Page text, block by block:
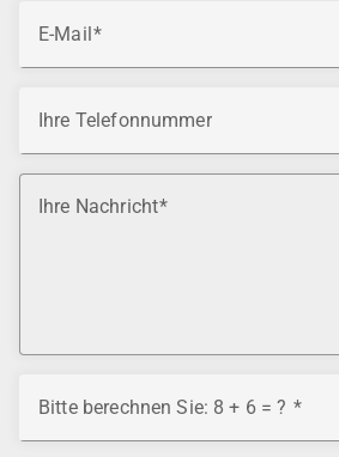
E-Mail
Ihre Telefonnummer
Ihre Nachricht
Bitte berechnen Sie: 8 + 6 = ?